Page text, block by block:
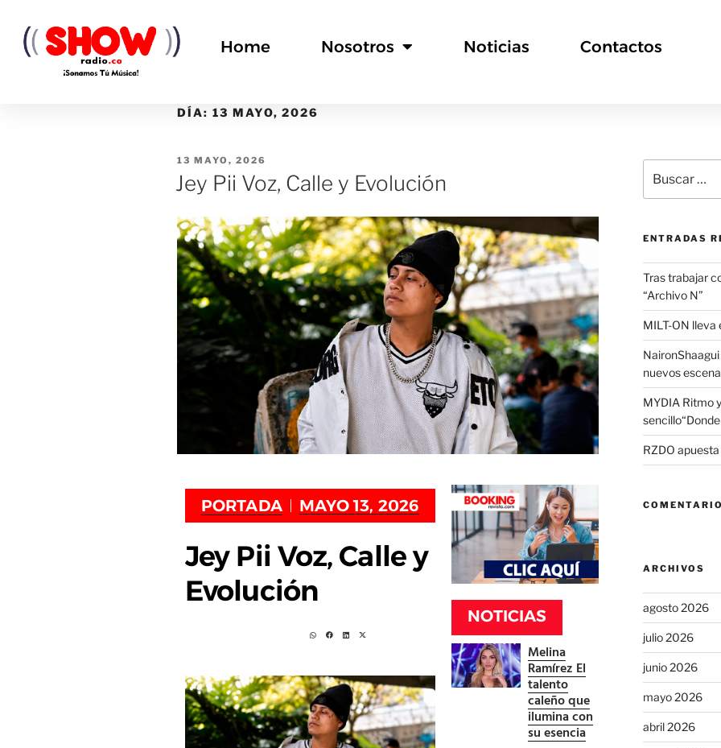
Home Nosotros Noticias Contactos
DÍA: 13 MAYO, 2026
13 MAYO, 2026
Jey Pii Voz, Calle y Evolución
PORTADA MAYO 13, 2026
Jey Pii Voz, Calle y
Evolución
NOTICIAS
Melina
Ramírez El
talento
caleño que
ilumina con
su esencia
ENTRADAS
Tras trabajar
“Archivo N”
MILT-ON lleva
nuevos
MYDIA Ritmo
sencillo“Donde
RZDO
ARCHIVOS
agosto 2026
julio 2026
junio 2026
mayo 2026
abril 2026